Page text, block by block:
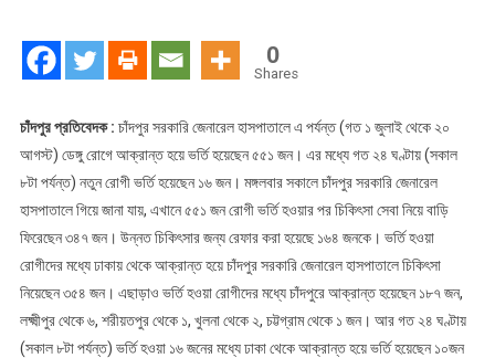
0
Shares
চাঁদপুর প্রতিবেদক : চাঁদপুর সরকারি জেনারেল হাসপাতালে এ পর্যন্ত (গত ১ জুলাই থেকে ২০
আগস্ট) ডেঙ্গু রোগে আক্রান্ত হয়ে ভর্তি হয়েছেন ৫৫১ জন। এর মধ্যে গত ২৪ ঘণ্টায় (সকাল
৮টা পর্যন্ত) নতুন রোগী ভর্তি হয়েছেন ১৬ জন। মঙ্গলবার সকালে চাঁদপুর সরকারি জেনারেল
হাসপাতালে গিয়ে জানা যায়, এখানে ৫৫১ জন রোগী ভর্তি হওয়ার পর চিকিৎসা সেবা নিয়ে বাড়ি
ফিরেছেন ৩৪৭ জন। উন্নত চিকিৎসার জন্য রেফার করা হয়েছে ১৬৪ জনকে। ভর্তি হওয়া
রোগীদের মধ্যে ঢাকায় থেকে আক্রান্ত হয়ে চাঁদপুর সরকারি জেনারেল হাসপাতালে চিকিৎসা
নিয়েছেন ৩৫৪ জন। এছাড়াও ভর্তি হওয়া রোগীদের মধ্যে চাঁদপুরে আক্রান্ত হয়েছেন ১৮৭ জন,
লক্ষ্মীপুর থেকে ৬, শরীয়তপুর থেকে ১, খুলনা থেকে ২, চট্টগ্রাম থেকে ১ জন। আর গত ২৪ ঘণ্টায়
(সকাল ৮টা পর্যন্ত) ভর্তি হওয়া ১৬ জনের মধ্যে ঢাকা থেকে আক্রান্ত হয়ে ভর্তি হয়েছেন ১০জন